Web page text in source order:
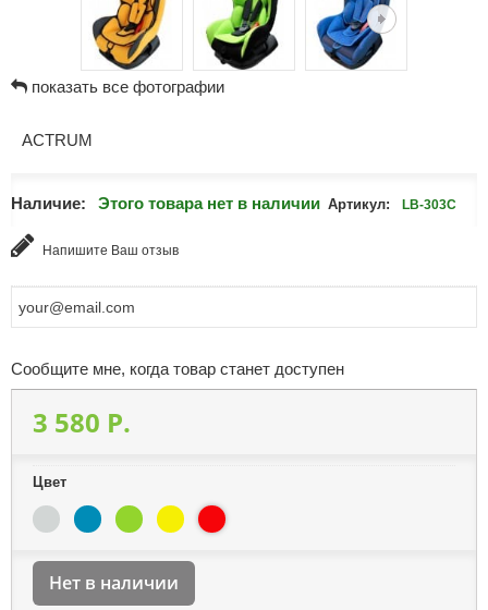
показать все фотографии
ACTRUM
Наличие: Этого товара нет в наличии Артикул: LB-303C
Напишите Ваш отзыв
Сообщите мне, когда товар станет доступен
3 580 P.
Цвет
Нет в наличии